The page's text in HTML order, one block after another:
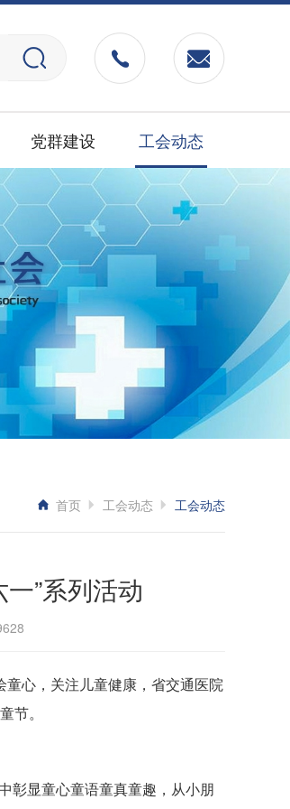
党群建设 工会动态
首页 工会动态 工会动态
”系列活动
童心，关注儿童健康，省交通医院
节。
彰显童心童语童真童趣，从小朋